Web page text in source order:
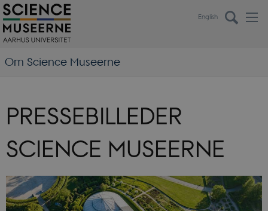
English
Om Science Museerne
PRESSEBILLEDER
SCIENCE MUSEERNE